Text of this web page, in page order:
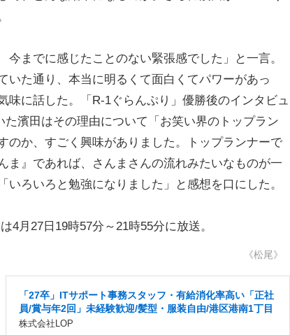
までに感じたことのない緊張感でした」と一言。
た通り、本当に明るくて面白くてパワーがあっ
に話した。「R-1ぐらんぷり」優勝後のインタビュ
濱田はその理由について「お笑い界のトップラン
のか、すごく興味がありました。トップランナーで
ま』であれば、さんまさんの流れみたいなものが一
ろいろと勉強になりました」と感想を口にした。
月27日19時57分～21時55分に放送。
《松尾》
「27卒」ITサポート事務スタッフ・有給消化率高い「正社
員/賞与年2回」未経験歓迎/髪型・服装自由/港区港南1丁目
株式会社LOP